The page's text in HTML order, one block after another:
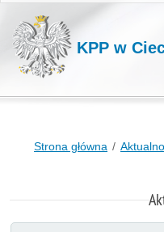
KPP w
Strona główna